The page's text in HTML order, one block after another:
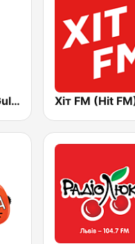
Гуляй Радіо (Guliay Radio)